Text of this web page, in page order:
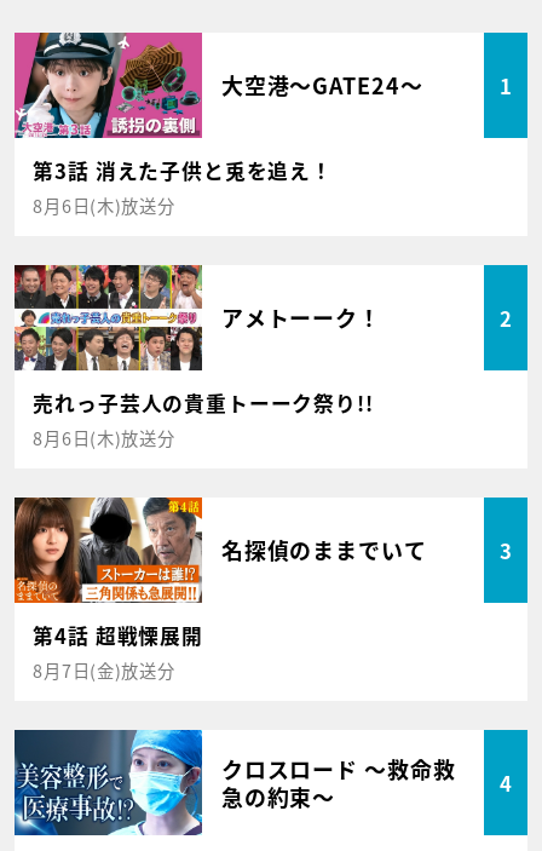
大空港～GATE24～ 1
第3話 消えた子供と兎を追え！
8月6日(木)放送分
アメトーーク！ 2
売れっ子芸人の貴重トーーク祭り!!
8月6日(木)放送分
名探偵のままでいて 3
第4話 超戦慄展開
8月7日(金)放送分
クロスロード ～救命救
急の約束～
4